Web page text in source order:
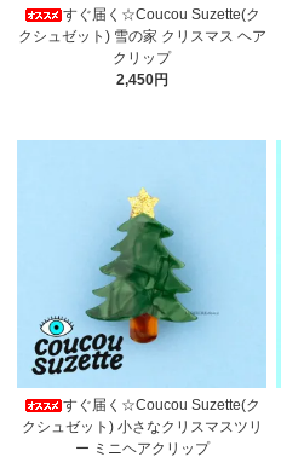
すぐ届く☆Coucou Suzette(ク
クシュゼット) 雪の家 クリスマス ヘア
クリップ
2,450円
すぐ届く☆Coucou Suzette(ク
クシュゼット) 小さなクリスマスツリ
ー ミニヘアクリップ